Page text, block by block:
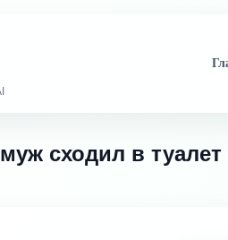
сходил в